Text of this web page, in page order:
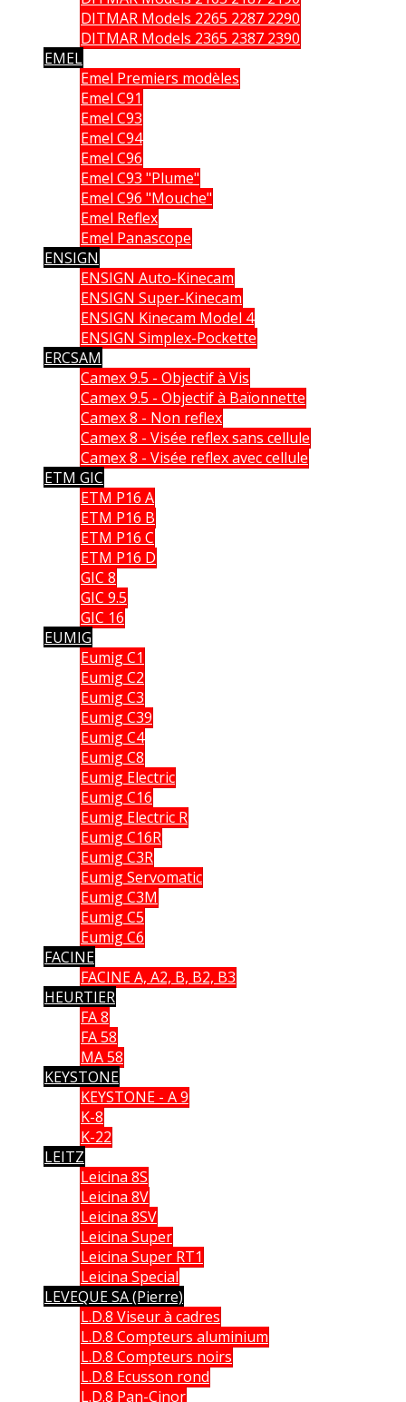
DITMAR Models 2265 2287 2290
DITMAR Models 2365 2387 2390
EMEL
Emel Premiers modèles
Emel C91
Emel C93
Emel C94
Emel C96
Emel C93 "Plume"
Emel C96 "Mouche"
Emel Reflex
Emel Panascope
ENSIGN
ENSIGN Auto-Kinecam
ENSIGN Super-Kinecam
ENSIGN Kinecam Model 4
ENSIGN Simplex-Pockette
ERCSAM
Camex 9.5 - Objectif à Vis
Camex 9.5 - Objectif à Baïonnette
Camex 8 - Non reflex
Camex 8 - Visée reflex sans cellule
Camex 8 - Visée reflex avec cellule
ETM GIC
ETM P16 A
ETM P16 B
ETM P16 C
ETM P16 D
GIC 8
GIC 9.5
GIC 16
EUMIG
Eumig C1
Eumig C2
Eumig C3
Eumig C39
Eumig C4
Eumig C8
Eumig Electric
Eumig C16
Eumig Electric R
Eumig C16R
Eumig C3R
Eumig Servomatic
Eumig C3M
Eumig C5
Eumig C6
FACINE
FACINE A, A2, B, B2, B3
HEURTIER
FA 8
FA 58
MA 58
KEYSTONE
KEYSTONE - A 9
K-8
K-22
LEITZ
Leicina 8S
Leicina 8V
Leicina 8SV
Leicina Super
Leicina Super RT1
Leicina Special
LEVEQUE SA (Pierre)
L.D.8 Viseur à cadres
L.D.8 Compteurs aluminium
L.D.8 Compteurs noirs
L.D.8 Ecusson rond
L.D.8 Pan-Cinor